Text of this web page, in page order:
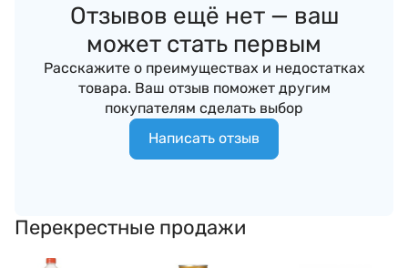
Отзывов ещё нет — ваш
может стать первым
Расскажите о преимуществах и недостатках
товара. Ваш отзыв поможет другим
покупателям сделать выбор
Написать отзыв
Перекрестные продажи